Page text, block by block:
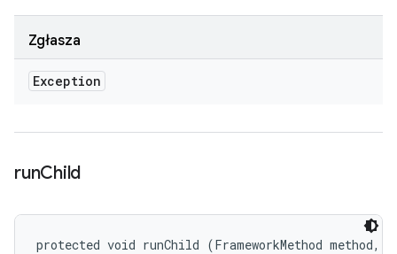
Zgłasza
Exception
runChild
protected void runChild (FrameworkMethod method,